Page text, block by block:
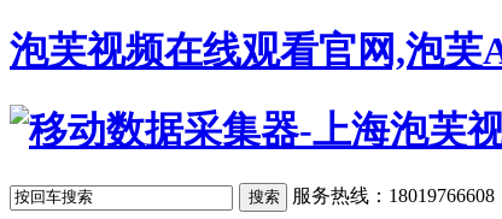
泡芙视频在线观看官网,泡芙
服务热线：18019766608